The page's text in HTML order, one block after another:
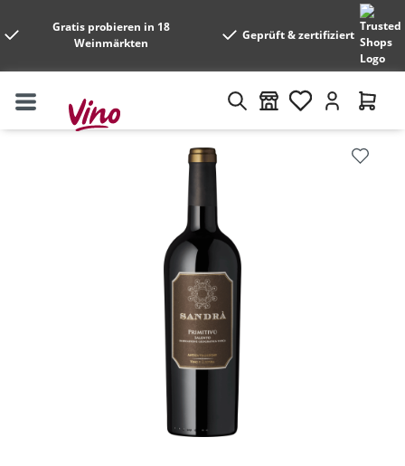
Gratis probieren in 18
Weinmärkten
Geprüft & zertifiziert
Bildergalerie überspringen